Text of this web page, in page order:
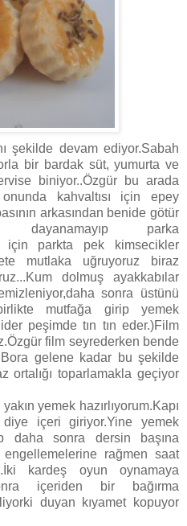
şekilde devam ediyor.Sabah
bir bardak süt, yumurta ve
biniyor..Özgür bu arada
kahvaltısı için epey
arkasından benide götür
dayanamayıp parka
için parkta pek kimsecikler
mutlaka uğruyoruz biraz
dolmuş ayakkabılar
sonra üstünü
mutfağa girip yemek
peşimde tın tın eder.)Film
film seyrederken bende
gelene kadar bu şekilde
ortalığı toparlamakla geçiyor
yemek hazırlıyorum.Kapı
içeri giriyor.Yine yemek
daha sonra dersin başına
rağmen saat
kardeş oyun oynamaya
içeriden bir bağırma
duyan kıyamet kopuyor